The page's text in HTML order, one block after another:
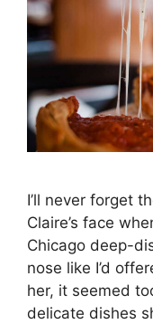
I’ll never forget
Claire’s face
Chicago deep-
nose like I’d
her, it seemed
delicate dishes